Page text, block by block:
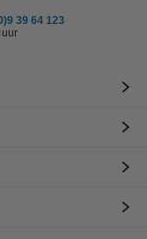
39 64 123